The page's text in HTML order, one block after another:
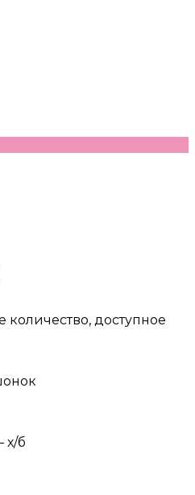
доступное
х/б